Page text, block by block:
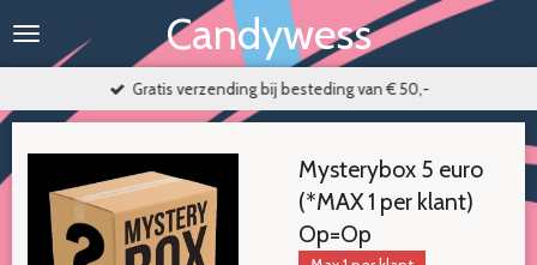
Ga
de
Candywess
Gratis verzending bij besteding van € 50,-
Mysterybox 5 euro
(*MAX 1 per klant)
Op=Op